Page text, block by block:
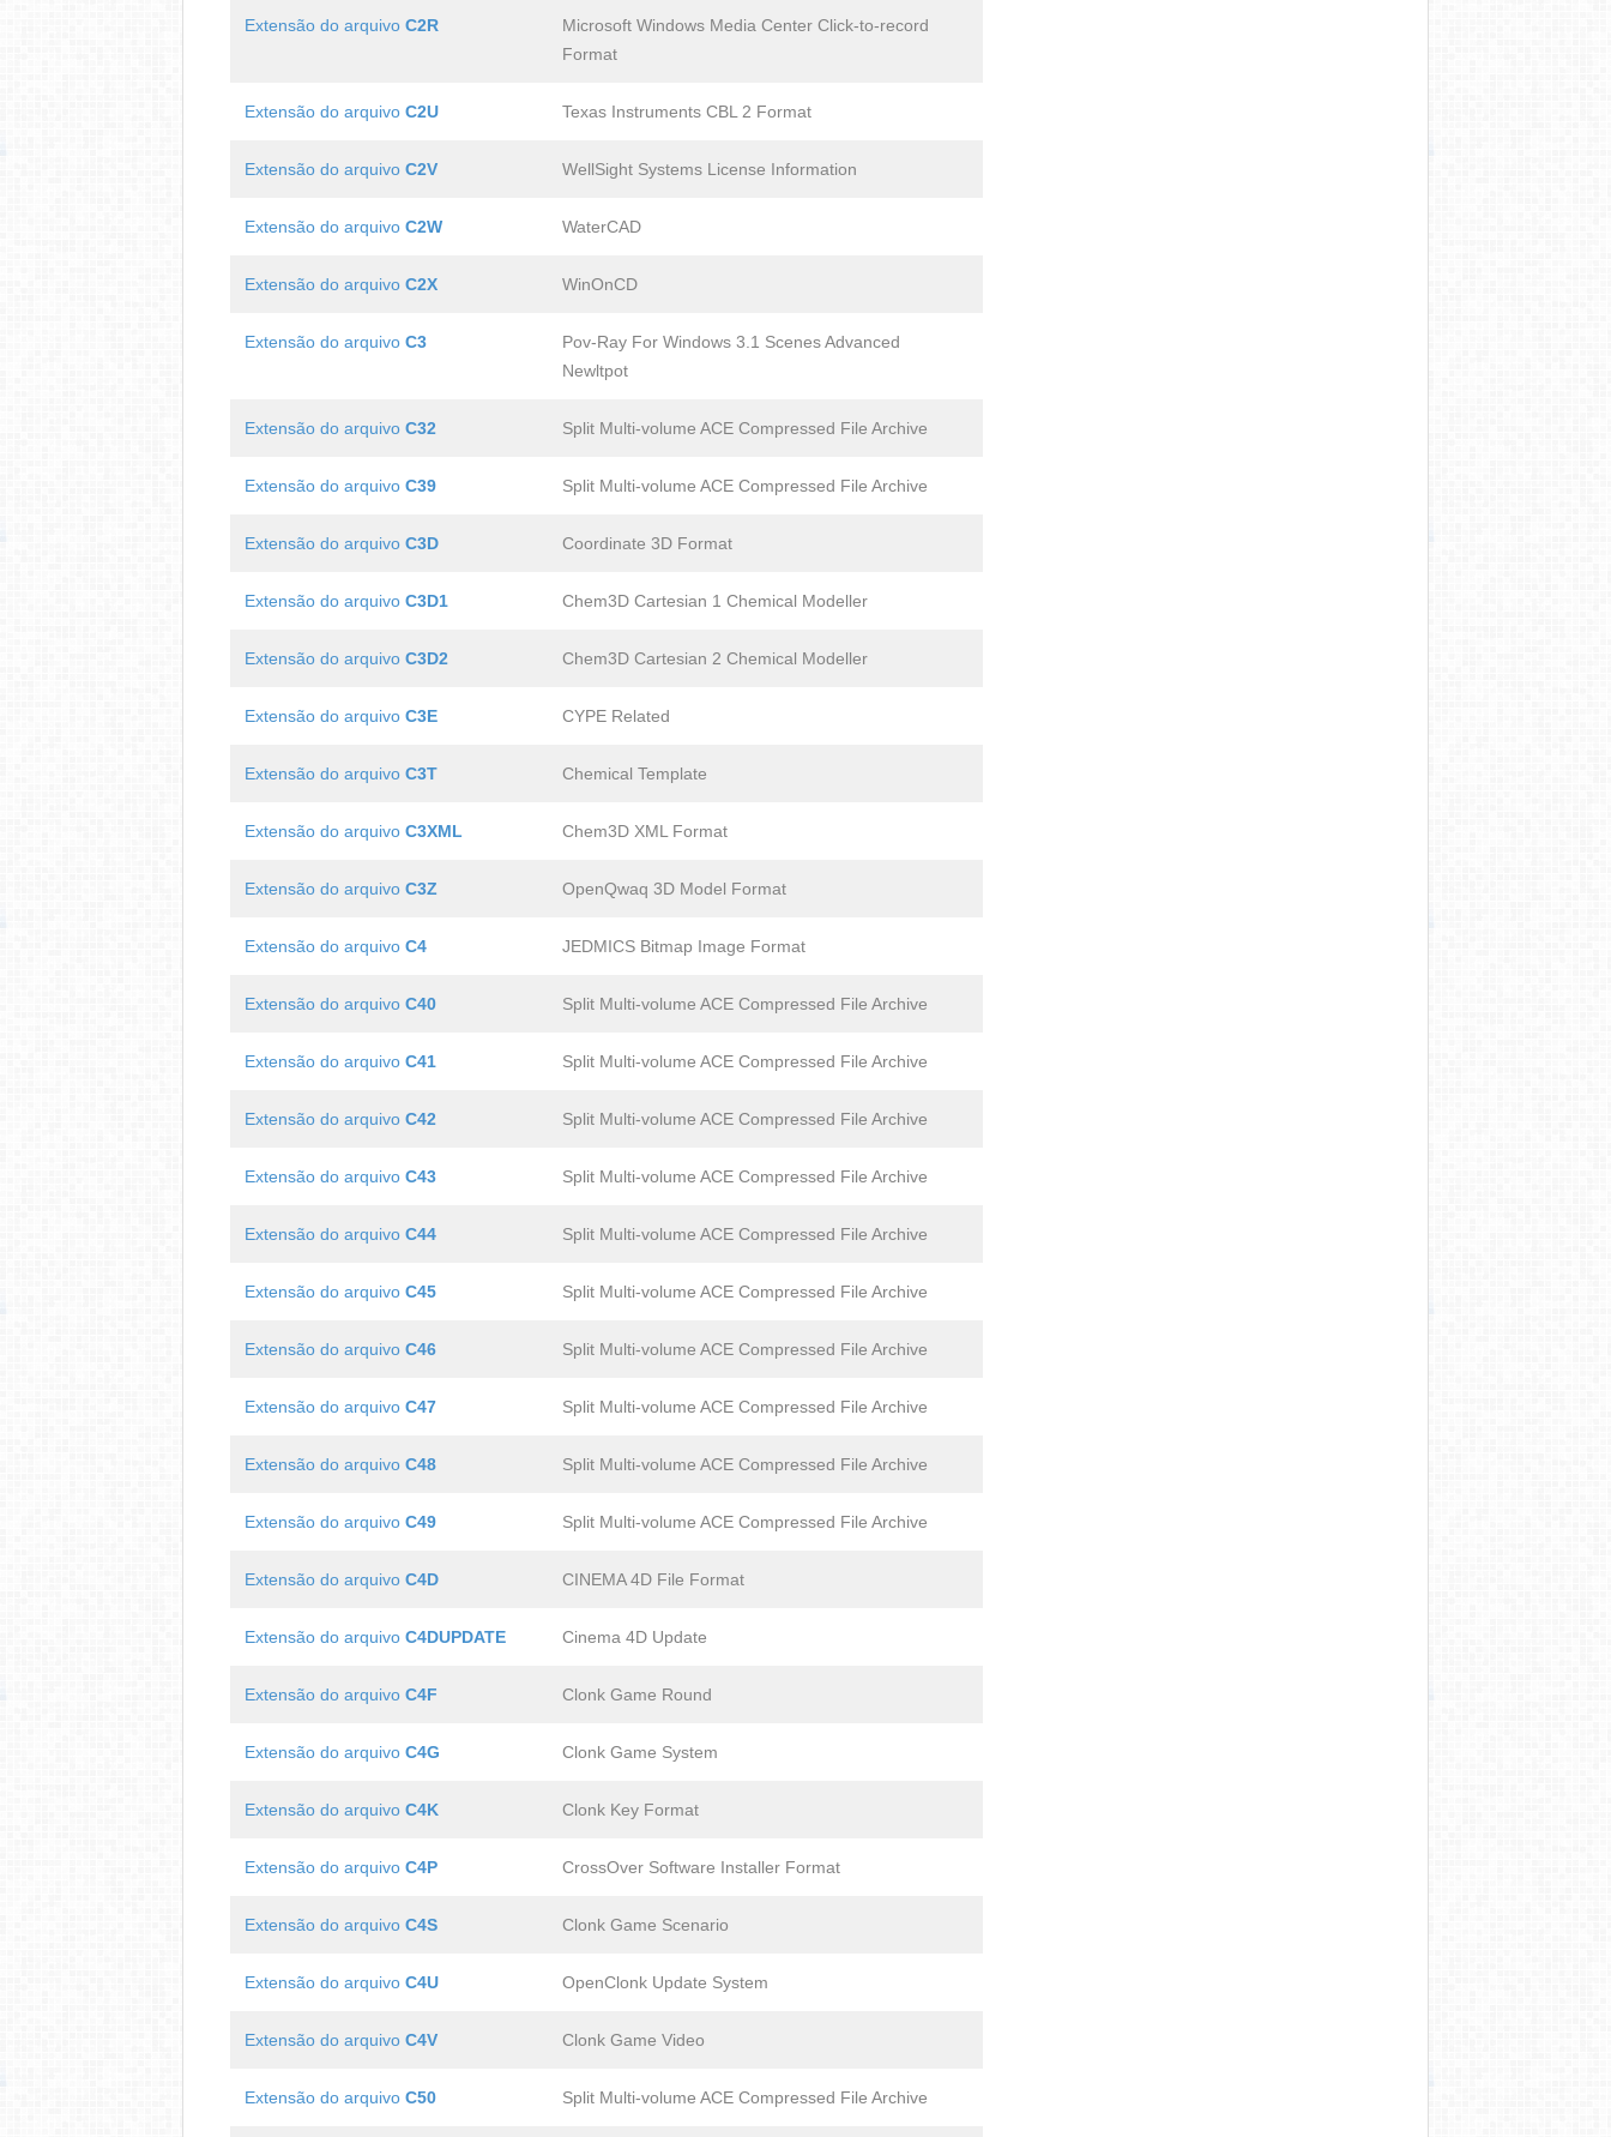
Extensão do arquivo C2R
Microsoft Windows Media Center Click-to-record
Format
Extensão do arquivo C2U Texas Instruments CBL 2 Format
Extensão do arquivo C2V WellSight Systems License Information
Extensão do arquivo C2W WaterCAD
Extensão do arquivo C2X WinOnCD
Extensão do arquivo C3
Pov-Ray For Windows 3.1 Scenes Advanced
Newltpot
Extensão do arquivo C32 Split Multi-volume ACE Compressed File Archive
Extensão do arquivo C39 Split Multi-volume ACE Compressed File Archive
Extensão do arquivo C3D Coordinate 3D Format
Extensão do arquivo C3D1 Chem3D Cartesian 1 Chemical Modeller
Extensão do arquivo C3D2 Chem3D Cartesian 2 Chemical Modeller
Extensão do arquivo C3E CYPE Related
Extensão do arquivo C3T Chemical Template
Extensão do arquivo C3XML Chem3D XML Format
Extensão do arquivo C3Z OpenQwaq 3D Model Format
Extensão do arquivo C4 JEDMICS Bitmap Image Format
Extensão do arquivo C40 Split Multi-volume ACE Compressed File Archive
Extensão do arquivo C41 Split Multi-volume ACE Compressed File Archive
Extensão do arquivo C42 Split Multi-volume ACE Compressed File Archive
Extensão do arquivo C43 Split Multi-volume ACE Compressed File Archive
Extensão do arquivo C44 Split Multi-volume ACE Compressed File Archive
Extensão do arquivo C45 Split Multi-volume ACE Compressed File Archive
Extensão do arquivo C46 Split Multi-volume ACE Compressed File Archive
Extensão do arquivo C47 Split Multi-volume ACE Compressed File Archive
Extensão do arquivo C48 Split Multi-volume ACE Compressed File Archive
Extensão do arquivo C49 Split Multi-volume ACE Compressed File Archive
Extensão do arquivo C4D CINEMA 4D File Format
Extensão do arquivo C4DUPDATE Cinema 4D Update
Extensão do arquivo C4F Clonk Game Round
Extensão do arquivo C4G Clonk Game System
Extensão do arquivo C4K Clonk Key Format
Extensão do arquivo C4P CrossOver Software Installer Format
Extensão do arquivo C4S Clonk Game Scenario
Extensão do arquivo C4U OpenClonk Update System
Extensão do arquivo C4V Clonk Game Video
Extensão do arquivo C50 Split Multi-volume ACE Compressed File Archive